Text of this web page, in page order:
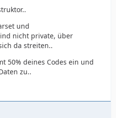
und
nicht private, über
da streiten..
50% deines Codes ein und
zu..